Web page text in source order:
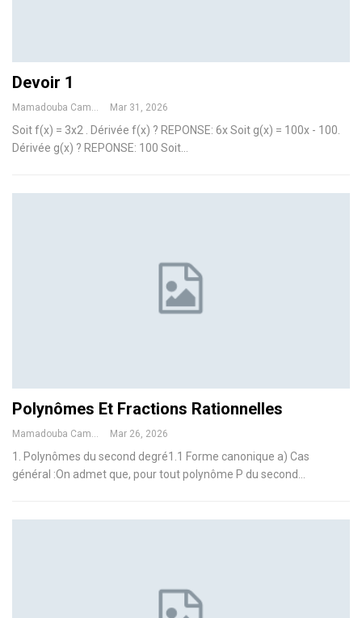
Devoir 1
Mar 31, 2026
Soit f(x) = 3x2 . Dérivée f(x) ? REPONSE: 6xSoit g(x) = 100x - 100.
Dérivée g(x) ? REPONSE: 100 Soit
Polynômes Et Fractions Rationnelles
Mamadouba Camara Mar 26, 2026
1. Polynômes du second degré1.1 Forme canonique a) Cas
général :On admet que, pour tout polynôme P du second